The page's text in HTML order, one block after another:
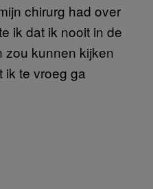
chirurg had over
ik dat ik nooit in de
zou kunnen kijken
ik te vroeg ga